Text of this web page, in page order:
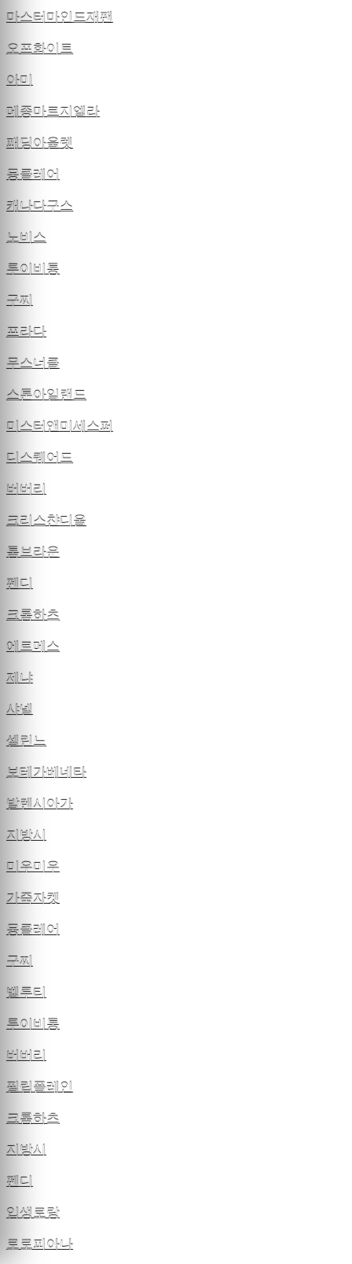
마스터마인드재팬
오프화이트
아미
메종마르지엘라
패딩아울렛
몽클레어
캐나다구스
노비스
루이비통
구찌
프라다
무스너클
스톤아일랜드
미스터앤미세스퍼
디스퀘어드
버버리
크리스챤디올
톰브라운
펜디
크롬하츠
에르메스
제냐
샤넬
셀린느
보테가베네타
발렌시아가
지방시
미우미우
가죽자켓
몽클레어
구찌
벨루티
루이비통
버버리
필립플레인
크롬하츠
지방시
펜디
입생로랑
로로피아나